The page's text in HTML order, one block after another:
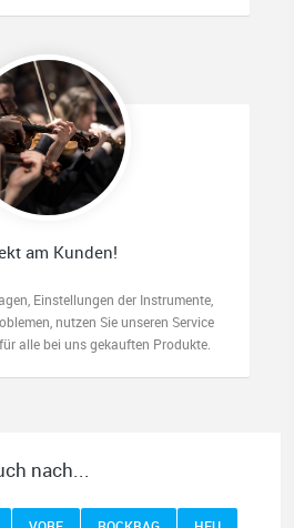
am Kunden!
Einstellungen der Instrumente,
nutzen Sie unseren Service
alle bei uns gekauften Produkte.
nach...